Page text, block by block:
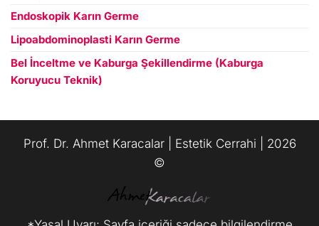
Endoskopik Karın Germe
Lipoabdominoplasti Karın Germe
Bel İnceltme ve Kaburga Şekillendirme (Kaburga
Koruyucu Teknik)
Prof. Dr. Ahmet Karacalar | Estetik Cerrahi | 2026
©️
العربية